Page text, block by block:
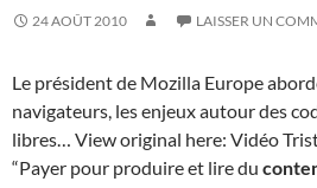
24 AOÛT 2010 LAISSER UN
Le président de Mozilla Europe
navigateurs, les enjeux autour des
libres… View original here: Vidéo
“Payer pour produire et lire du